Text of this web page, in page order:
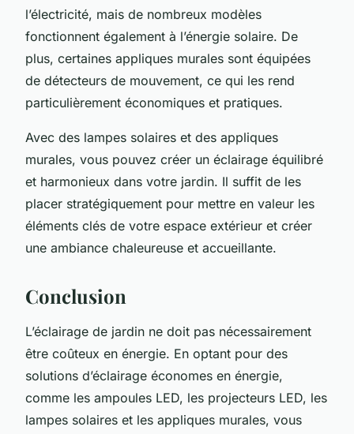
l’électricité, mais de nombreux modèles
fonctionnent également à l’énergie solaire. De
plus, certaines appliques murales sont équipées
de détecteurs de mouvement, ce qui les rend
particulièrement économiques et pratiques.
Avec des lampes solaires et des appliques
murales, vous pouvez créer un éclairage équilibré
et harmonieux dans votre jardin. Il suffit de les
placer stratégiquement pour mettre en valeur les
éléments clés de votre espace extérieur et créer
une ambiance chaleureuse et accueillante.
Conclusion
L’éclairage de jardin ne doit pas nécessairement
être coûteux en énergie. En optant pour des
solutions d’éclairage économes en énergie,
comme les ampoules LED, les projecteurs LED, les
lampes solaires et les appliques murales, vous